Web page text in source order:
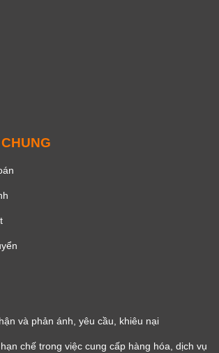
và phản ánh, yêu cầu, khiêu nại
chế trong việc cung cấp hàng hóa, dịch vụ